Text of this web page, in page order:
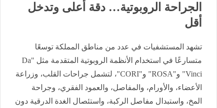
الجراحة الروبوتية… دقة أعلى وتدخل
أقل
تشهد المستشفيات في عدد من مناطق المملكة توسعًا
متسارعًا في استخدام الأنظمة الروبوتية المتقدمة مثل "Da
Vinci" و"ROSA" و"CORI"، لتشمل جراحات القلب، وزراعة
الأعضاء، والأورام، والمفاصل، والعمود الفقري، وجراحة
المخ، واستبدال مفاصل الركبة، واستئصال الغدة الدرقية دون